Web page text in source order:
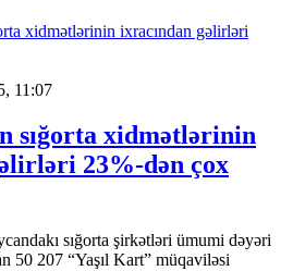
11:07
sığorta xidmətlərinin
23%-dən çox
sığorta şirkətləri ümumi dəyəri
50 207 “Yaşıl Kart” müqaviləsi